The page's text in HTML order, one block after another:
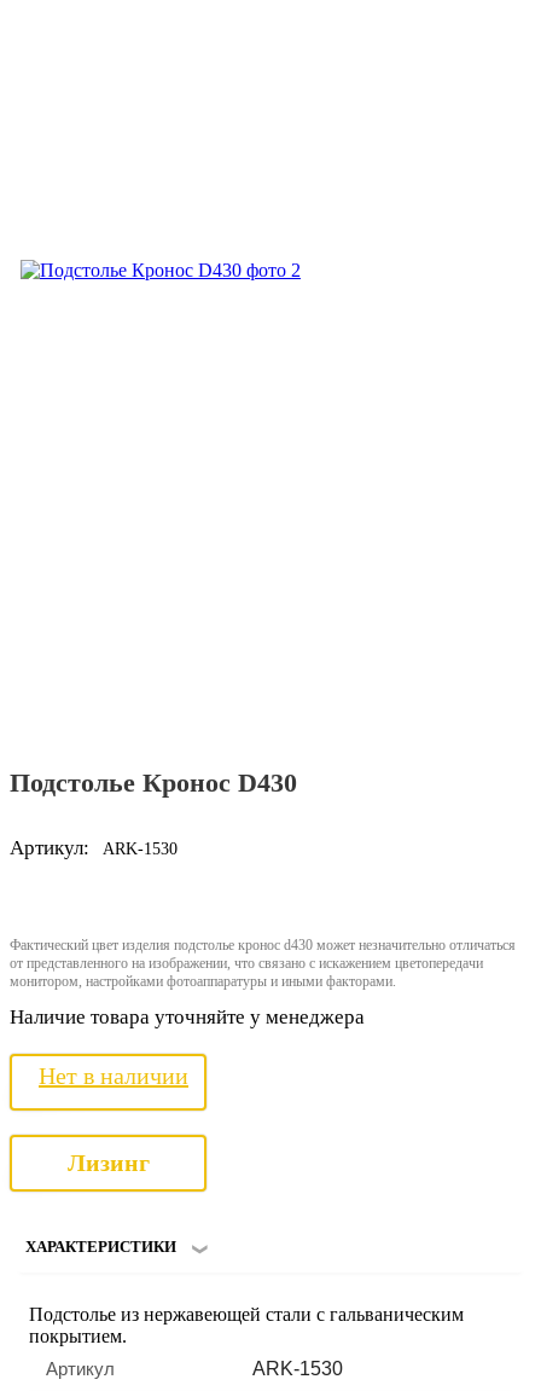
Подстолье Кронос D430
Артикул: ARK-1530
Фактический цвет изделия подстолье кронос d430 может незначительно отличаться
от представленного на изображении, что связано с искажением цветопередачи
монитором, настройками фотоаппаратуры и иными факторами.
Наличие товара уточняйте у менеджера
Нет в наличии
Лизинг
ХАРАКТЕРИСТИКИ
Подстолье из нержавеющей стали с гальваническим
покрытием.
Артикул
ARK-1530